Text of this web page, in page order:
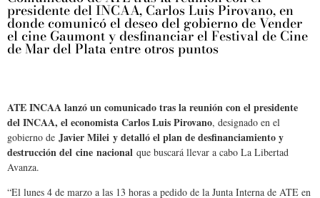
presidente del INCAA, Carlos Luis Pirovano, en
donde comunicó el deseo del gobierno de Vender
el cine Gaumont y desfinanciar el Festival de Cine
de Mar del Plata entre otros puntos
ATE INCAA lanzó un comunicado tras la reunión con el presidente
del INCAA, el economista Carlos Luis Pirovano, designado en el
gobierno de Javier Milei y detalló el plan de desfinanciamiento y
destrucción del cine nacional que buscará llevar a cabo La Libertad
Avanza.
“El lunes 4 de marzo a las 13 horas a pedido de la Junta Interna de ATE en